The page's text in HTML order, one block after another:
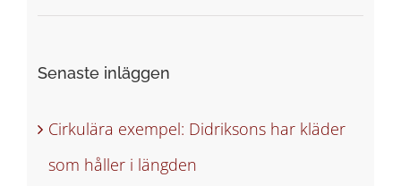
Senaste inläggen
Cirkulära exempel: Didriksons har kläder
som håller i längden